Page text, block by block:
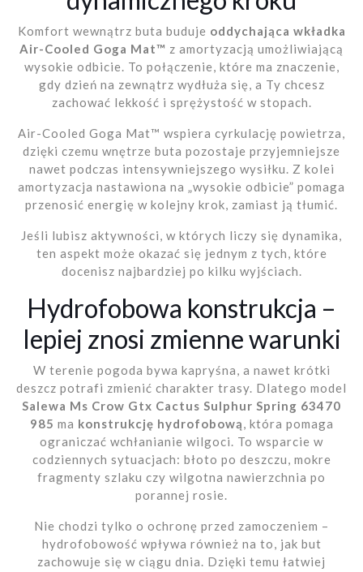
Komfort wewnątrz buta buduje oddychająca wkładka
Air-Cooled Goga Mat™ z amortyzacją umożliwiającą
wysokie odbicie. To połączenie, które ma znaczenie,
gdy dzień na zewnątrz wydłuża się, a Ty chcesz
zachować lekkość i sprężystość w stopach.
Air-Cooled Goga Mat™ wspiera cyrkulację powietrza,
dzięki czemu wnętrze buta pozostaje przyjemniejsze
nawet podczas intensywniejszego wysiłku. Z kolei
amortyzacja nastawiona na „wysokie odbicie” pomaga
przenosić energię w kolejny krok, zamiast ją tłumić.
Jeśli lubisz aktywności, w których liczy się dynamika,
ten aspekt może okazać się jednym z tych, które
docenisz najbardziej po kilku wyjściach.
Hydrofobowa konstrukcja –
lepiej znosi zmienne warunki
W terenie pogoda bywa kapryśna, a nawet krótki
deszcz potrafi zmienić charakter trasy. Dlatego model
Salewa Ms Crow Gtx Cactus Sulphur Spring 63470
985 ma konstrukcję hydrofobową, która pomaga
ograniczać wchłanianie wilgoci. To wsparcie w
codziennych sytuacjach: błoto po deszczu, mokre
fragmenty szlaku czy wilgotna nawierzchnia po
porannej rosie.
Nie chodzi tylko o ochronę przed zamoczeniem –
hydrofobowość wpływa również na to, jak but
zachowuje się w ciągu dnia. Dzięki temu łatwiej